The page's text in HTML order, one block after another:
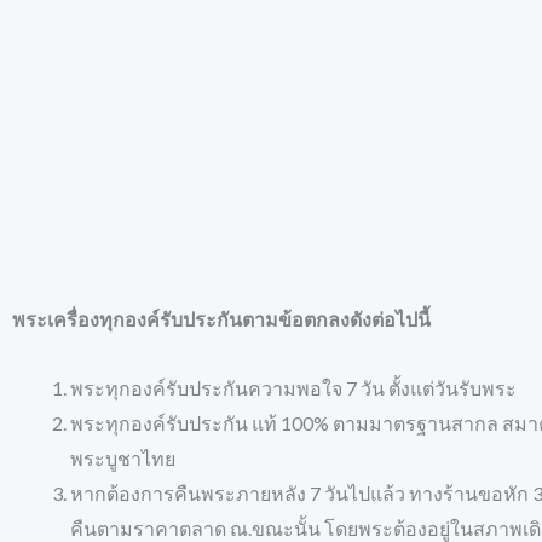
พระเครื่องทุกองค์รับประกันตามข้อตกลงดังต่อไปนี้
พระทุกองค์รับประกันความพอใจ 7 วัน ตั้งแต่วันรับพระ
พระทุกองค์รับประกัน แท้ 100% ตามมาตรฐานสากล สม
พระบูชาไทย
หากต้องการคืนพระภายหลัง 7 วันไปแล้ว ทางร้านขอหัก
คืนตามราคาตลาด ณ.ขณะนั้น โดยพระต้องอยู่ในสภาพเ